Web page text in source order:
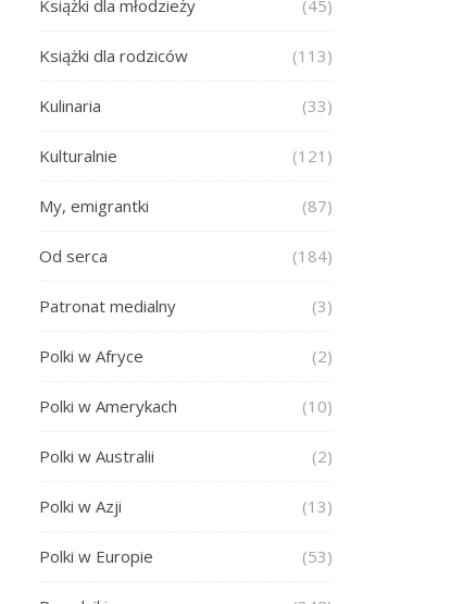
Książki dla młodzieży (45)
Książki dla rodziców (113)
Kulinaria (33)
Kulturalnie (121)
My, emigrantki (87)
Od serca (184)
Patronat medialny (3)
Polki w Afryce (2)
Polki w Amerykach (10)
Polki w Australii (2)
Polki w Azji (13)
Polki w Europie (53)